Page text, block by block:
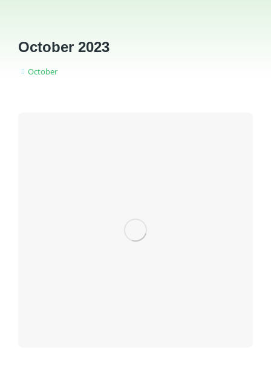
October 2023
You are here:
October